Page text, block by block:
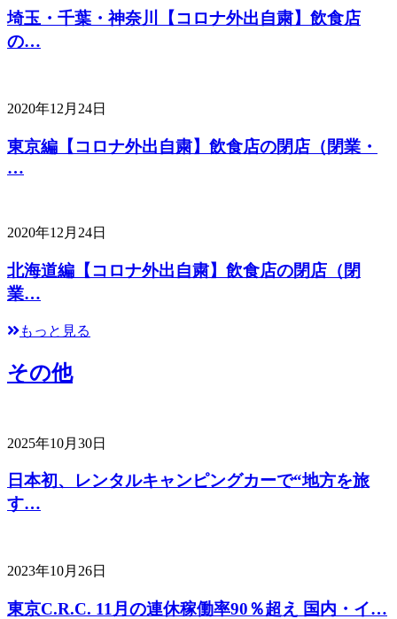
埼玉・千葉・神奈川【コロナ外出自粛】飲食店
の…
2020年12月24日
東京編【コロナ外出自粛】飲食店の閉店（閉業・
…
2020年12月24日
北海道編【コロナ外出自粛】飲食店の閉店（閉
業…
もっと見る
その他
2025年10月30日
日本初、レンタルキャンピングカーで“地方を旅
す…
2023年10月26日
東京C.R.C. 11月の連休稼働率90％超え 国内・イ…